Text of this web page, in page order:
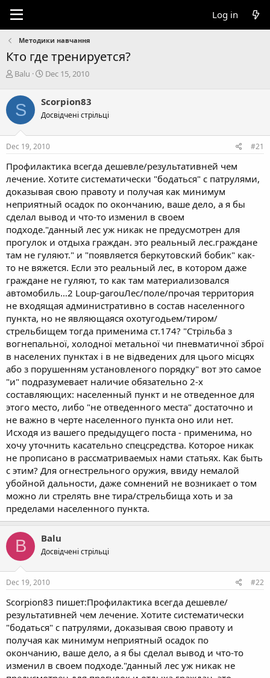
Log in
Методики навчання
Кто где тренируется?
T
r
e
a
d
s
t
r
t
e
r
Balu
S
r
t
a
t
Dec 15, 2010
S Scorpion83
Досвідчені стрільці
Dec 19, 2010 #21
Профилактика всегда дешевле/результативней чем
лечение. Хотите систематически "бодаться" с патрулями,
доказывая свою правоту и получая как минимум
неприятный осадок по окончанию, ваше дело, а я бы
сделал вывод и что-то изменил в своем
подходе."данный лес уж никак не предусмотрен для
прогулок и отдыха граждан. это реальный лес.граждане
там не гуляют." и "появляется беркутовский бобик" как-
то не вяжется. Если это реальный лес, в котором даже
граждане не гуляют, то как там материализовался
автомобиль…2 Loup-garouЛес/поле/прочая территория
не входящая административно в состав населенного
пункта, но не являющаяся охотугодьем/тиром/
стрельбищем тогда применима ст.174? "Стрільба з
вогнепальної, холодної метальної чи пневматичної зброї
в населених пунктах і в не відведених для цього місцях
або з порушенням установленого порядку" вот это самое
"и" подразумевает наличие обязательно 2-х
составляющих: населенный пункт и не отведенное для
этого место, либо "не отведенного места" достаточно и
не важно в черте населенного пункта оно или нет.
Исходя из вашего предыдущего поста - применима, но
хочу уточнить касательно спецсредства. Которое никак
не прописано в рассматриваемых нами статьях. Как быть
с этим? Для огнестрельного оружия, ввиду немалой
убойной дальности, даже сомнений не возникает о том
можно ли стрелять вне тира/стрельбища хоть и за
пределами населенного пункта.
B Balu
Досвідчені стрільці
Dec 19, 2010 #22
Scorpion83 пишет:Профилактика всегда дешевле/
результативней чем лечение. Хотите систематически
"бодаться" с патрулями, доказывая свою правоту и
получая как минимум неприятный осадок по
окончанию, ваше дело, а я бы сделал вывод и что-то
изменил в своем подходе."данный лес уж никак не